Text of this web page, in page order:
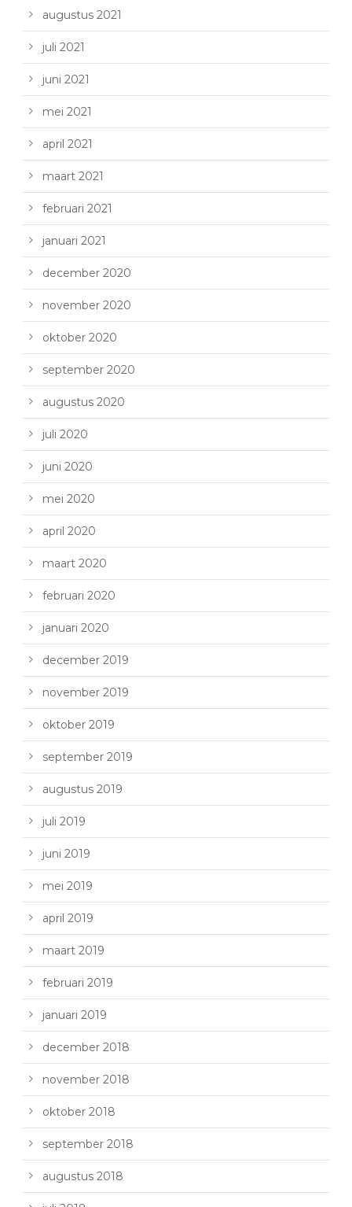
augustus 2021
juli 2021
juni 2021
mei 2021
april 2021
maart 2021
februari 2021
januari 2021
december 2020
november 2020
oktober 2020
september 2020
augustus 2020
juli 2020
juni 2020
mei 2020
april 2020
maart 2020
februari 2020
januari 2020
december 2019
november 2019
oktober 2019
september 2019
augustus 2019
juli 2019
juni 2019
mei 2019
april 2019
maart 2019
februari 2019
januari 2019
december 2018
november 2018
oktober 2018
september 2018
augustus 2018